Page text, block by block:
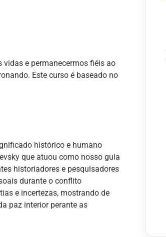
e permanecermos fiéis ao
Este curso é baseado no
histórico e humano
que atuou como nosso guia
historiadores e pesquisadores
durante o conflito
e incertezas, mostrando de
paz interior perante as